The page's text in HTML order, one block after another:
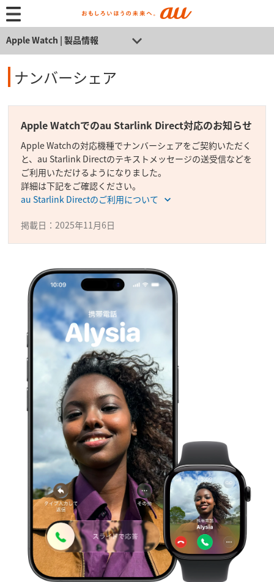
Apple Watch | 製品情報
ナンバーシェア
Apple Watchでのau Starlink Direct対応のお知らせ
Apple Watchの対応機種でナンバーシェアをご契約いただく
と、au Starlink Directのテキストメッセージの送受信などを
ご利用いただけるようになりました。
詳細は下記をご確認ください。
au Starlink Directのご利用について
掲載日：2025年11月6日